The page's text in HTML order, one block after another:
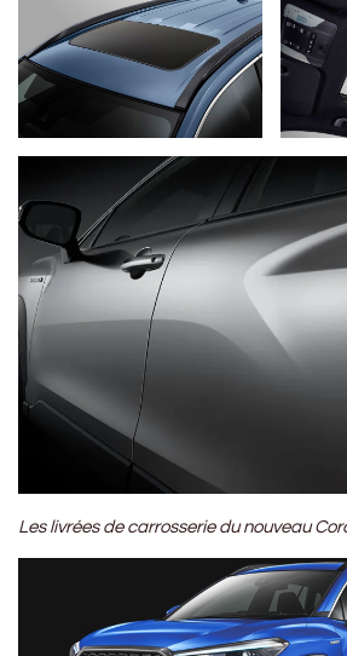
Les livrées de carrosserie du nouveau